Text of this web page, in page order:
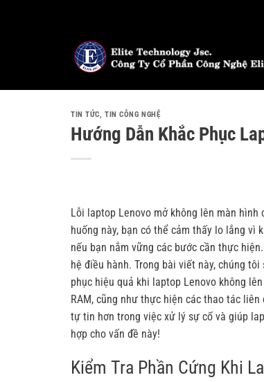
TIN TỨC,TIN CÔNG NGHỆ
Hướng Dẫn Khắc Phục
Lỗi laptop Lenovo mở không lên màn
huống này, bạn có thể cảm thấy lo lắng vì
nếu bạn nắm vững các bước cần thực
hệ điều hành. Trong bài viết này, chúng
phục hiệu quả khi laptop Lenovo không
RAM, cũng như thực hiện các thao tác
tự tin hơn trong việc xử lý sự cố và giúp
hợp cho vấn đề này!
Kiểm Tra Phần Cứng Khi